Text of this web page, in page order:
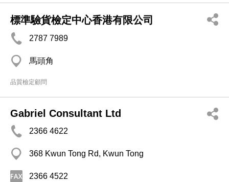
標準驗貨檢定中心香港有限公司
2787 7989
馬頭角
品質檢定顧問
Gabriel Consultant Ltd
2366 4622
368 Kwun Tong Rd, Kwun Tong
2366 4522